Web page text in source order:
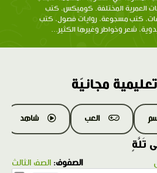
العمرية المختلفة. كوميكس، كتب
كتب مسجوعة، روايات فصول، كتب
شعر وخواطر وغيرها الكثير...
مجانيّة
العب شاهد
تَلَّةٍ
الصفوف: الصف الثالث